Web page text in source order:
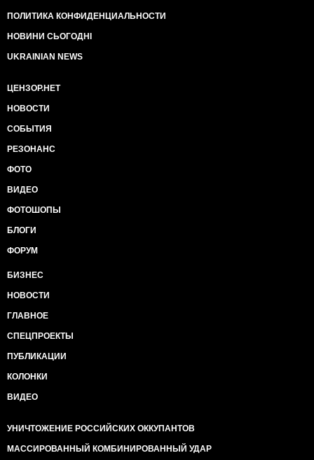
ПОЛИТИКА КОНФИДЕНЦИАЛЬНОСТИ
НОВИНИ СЬОГОДНІ
UKRAINIAN NEWS
ЦЕНЗОР.НЕТ
НОВОСТИ
СОБЫТИЯ
РЕЗОНАНС
ФОТО
ВИДЕО
ФОТОШОПЫ
БЛОГИ
ФОРУМ
БИЗНЕС
НОВОСТИ
ГЛАВНОЕ
СПЕЦПРОЕКТЫ
ПУБЛИКАЦИИ
КОЛОНКИ
ВИДЕО
УНИЧТОЖЕНИЕ РОССИЙСКИХ ОККУПАНТОВ
МАССИРОВАННЫЙ КОМБИНИРОВАННЫЙ УДАР